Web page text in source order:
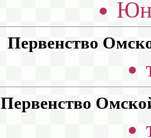
Первенство
Первенство